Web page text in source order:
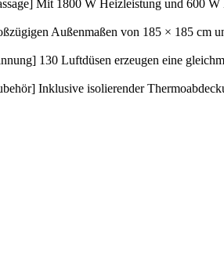
Mit 1800 W Heizleistung und 600 W
Außenmaßen von 185 × 185 cm
130 Luftdüsen erzeugen eine
Inklusive isolierender